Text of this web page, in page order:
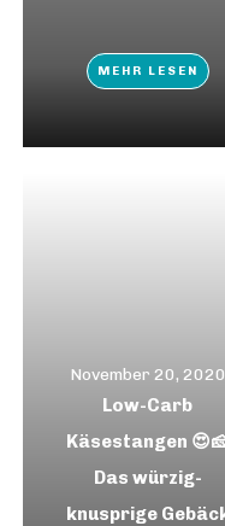
MEHR LESEN
November 20, 2020
Low-Carb
Käsestangen
Das würzig-
knusprige